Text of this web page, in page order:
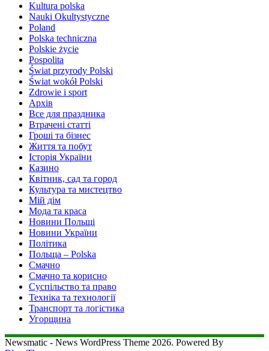
Kultura polska
Nauki Okultystyczne
Poland
Polska techniczna
Polskie życie
Pospolita
Świat przyrody Polski
Świat wokół Polski
Zdrowie i sport
Архів
Все для праздника
Втрачені статті
Гроші та бізнес
Життя та побут
Історія України
Казино
Квітник, сад та город
Культура та мистецтво
Мій дім
Мода та краса
Новини Польщі
Новини України
Політика
Польща – Polska
Смачно
Смачно та корисно
Суспільство та право
Техніка та технології
Транспорт та логістика
Угорщина
Newsmatic - News WordPress Theme 2026. Powered By